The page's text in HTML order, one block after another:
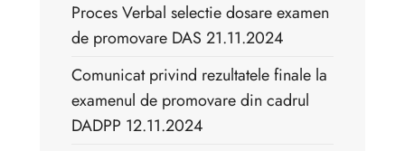
Proces Verbal selectie dosare examen
de promovare DAS 21.11.2024
Comunicat privind rezultatele finale la
examenul de promovare din cadrul
DADPP 12.11.2024